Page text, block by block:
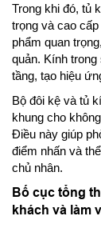
Trong khi đó, tủ
trọng và cao
phẩm quan
quản. Kính
tầng, tạo hiệu
Bộ đôi kệ và tủ
khung cho
Điều này giúp
điểm nhấn và
chủ nhân.
Bố cục tổng
khách và làm